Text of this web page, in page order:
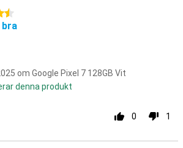
om Google Pixel 7 128GB Vit
denna produkt
0 1